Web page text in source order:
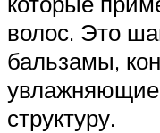
волос. Это
бальзамы,
структуру.